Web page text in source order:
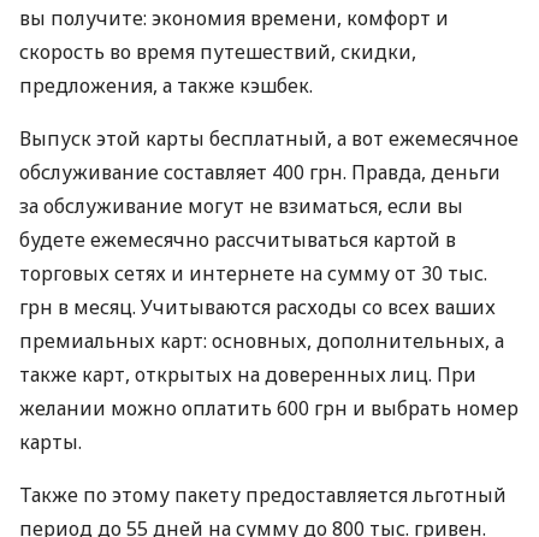
вы получите: экономия времени, комфорт и
скорость во время путешествий, скидки,
предложения, а также кэшбек.
Выпуск этой карты бесплатный, а вот ежемесячное
обслуживание составляет 400 грн. Правда, деньги
за обслуживание могут не взиматься, если вы
будете ежемесячно рассчитываться картой в
торговых сетях и интернете на сумму от 30 тыс.
грн в месяц. Учитываются расходы со всех ваших
премиальных карт: основных, дополнительных, а
также карт, открытых на доверенных лиц. При
желании можно оплатить 600 грн и выбрать номер
карты.
Также по этому пакету предоставляется льготный
период до 55 дней на сумму до 800 тыс. гривен.